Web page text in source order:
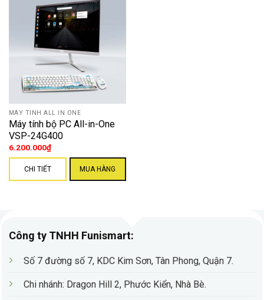
MÁY TÍNH ALL IN ONE
Máy tính bộ PC All-in-One
VSP-24G400
6.200.000₫
CHI TIẾT MUA HÀNG
Công ty TNHH Funismart:
Số 7 đường số 7, KDC Kim Sơn, Tân Phong, Quận 7.
Chi nhánh: Dragon Hill 2, Phước Kiển, Nhà Bè.